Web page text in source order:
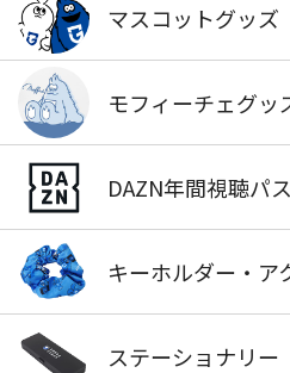
マスコットグッズ
モフィーチェグッ
DAZN年間視聴パス
キーホルダー・ア
ステーショナリー